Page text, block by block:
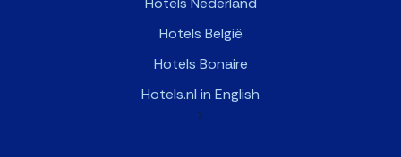
Hotels België
Hotels Bonaire
Hotels.nl in English
>